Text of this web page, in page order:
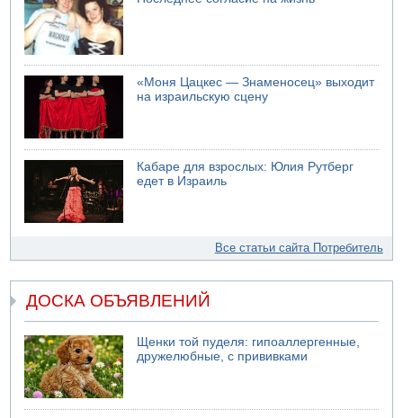
«Моня Цацкес — Знаменосец» выходит
на израильскую сцену
Кабаре для взрослых: Юлия Рутберг
едет в Израиль
Все статьи сайта Потребитель
ДОСКА ОБЪЯВЛЕНИЙ
Щенки той пуделя: гипоаллергенные,
дружелюбные, с прививками